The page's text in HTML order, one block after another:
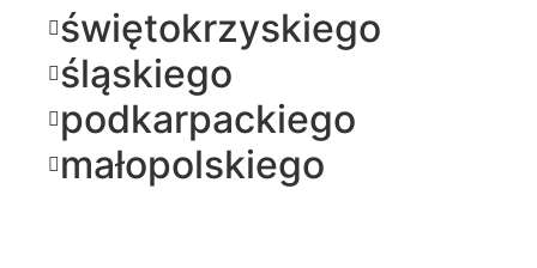
świętokrzyskiego
śląskiego
podkarpackiego
małopolskiego